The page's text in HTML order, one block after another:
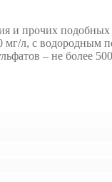
и прочих подобных
л, с водородным
– не более